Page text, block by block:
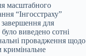
масштабного
“Інгосстраху”
завершення для
виведено сотні
провадження щодо
кримінальне